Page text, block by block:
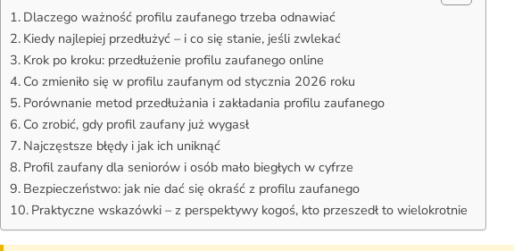
Dlaczego ważność profilu zaufanego trzeba odnawiać
Kiedy najlepiej przedłużyć – i co się stanie, jeśli zwlekać
Krok po kroku: przedłużenie profilu zaufanego online
Co zmieniło się w profilu zaufanym od stycznia 2026 roku
Porównanie metod przedłużania i zakładania profilu zaufanego
Co zrobić, gdy profil zaufany już wygasł
Najczęstsze błędy i jak ich uniknąć
Profil zaufany dla seniorów i osób mało biegłych w cyfrze
Bezpieczeństwo: jak nie dać się okraść z profilu zaufanego
Praktyczne wskazówki – z perspektywy kogoś, kto przeszedł to wielokrotnie